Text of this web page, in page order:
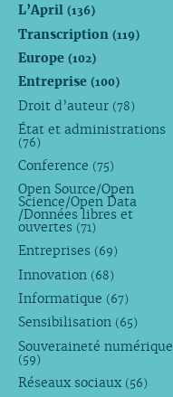
L’April (136)
Transcription (119)
Europe (102)
Entreprise (100)
Droit d’auteur (78)
État et administrations
(76)
Conference (75)
Open Source/Open
Science/Open Data
/Données libres et
ouvertes (71)
Entreprises (69)
Innovation (68)
Informatique (67)
Sensibilisation (65)
Souveraineté numérique
(59)
Réseaux sociaux (56)